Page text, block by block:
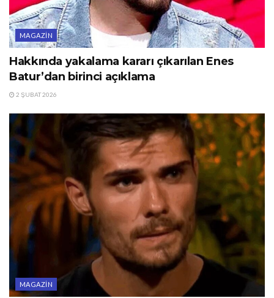
MAGAZIN
Hakkında yakalama kararı çıkarılan Enes
Batur’dan birinci açıklama
2 ŞUBAT 2026
MAGAZIN